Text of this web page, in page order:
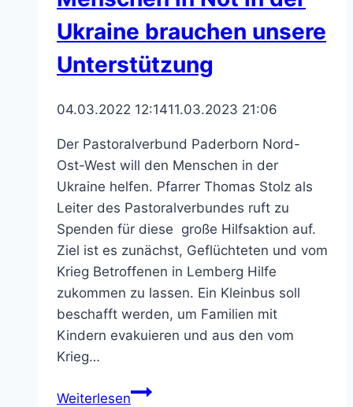
Ukraine brauchen unsere
Unterstützung
04.03.2022 12:1411.03.2023 21:06
Der Pastoralverbund Paderborn Nord-
Ost-West will den Menschen in der
Ukraine helfen. Pfarrer Thomas Stolz als
Leiter des Pastoralverbundes ruft zu
Spenden für diese große Hilfsaktion auf.
Ziel ist es zunächst, Geflüchteten und vom
Krieg Betroffenen in Lemberg Hilfe
zukommen zu lassen. Ein Kleinbus soll
beschafft werden, um Familien mit
Kindern evakuieren und aus den vom
Krieg…
WeiterlesenPastoralverbund